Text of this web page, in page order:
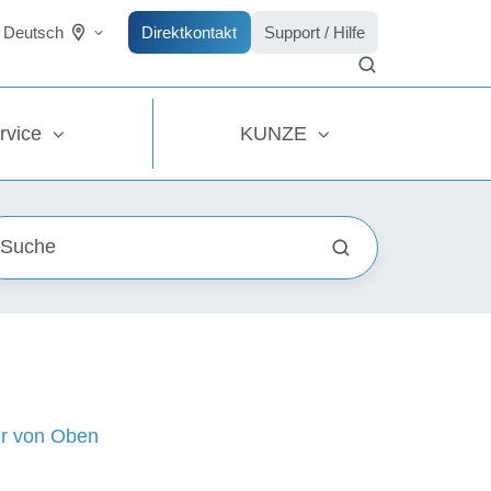
Deutsch Direktkontakt Support / Hilfe
KUNZE